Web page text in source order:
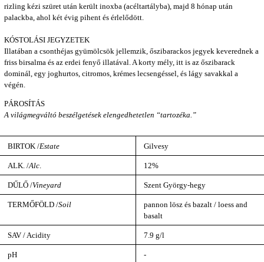
rizling kézi szüret után került inoxba (acéltartályba), majd 8 hónap után
palackba, ahol két évig pihent és érlelődött.
KÓSTOLÁSI JEGYZETEK
Illatában a csonthéjas gyümölcsök jellemzik, őszibarackos jegyek keverednek a
friss birsalma és az erdei fenyő illatával. A korty mély, itt is az őszibarack
dominál, egy joghurtos, citromos, krémes lecsengéssel, és lágy savakkal a
végén.
PÁROSÍTÁS
A világmegváltó beszélgetések elengedhetetlen “tartozéka.”
BIRTOK /Estate Gilvesy
ALK. /Alc 12%
DŰLŐ /Vineyard Szent György-hegy
TERMŐFÖLD /Soil
pannon lösz és bazalt / loess and
basalt
SAV / Acidity 7.9 g/l
pH -